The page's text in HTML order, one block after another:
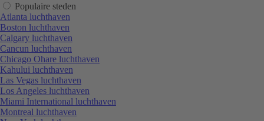
Populaire steden
Atlanta luchthaven
Boston luchthaven
Calgary luchthaven
Cancun luchthaven
Chicago Ohare luchthaven
Kahului luchthaven
Las Vegas luchthaven
Los Angeles luchthaven
Miami International luchthaven
Montreal luchthaven